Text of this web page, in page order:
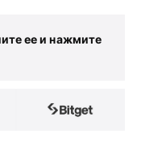
ее и нажмите